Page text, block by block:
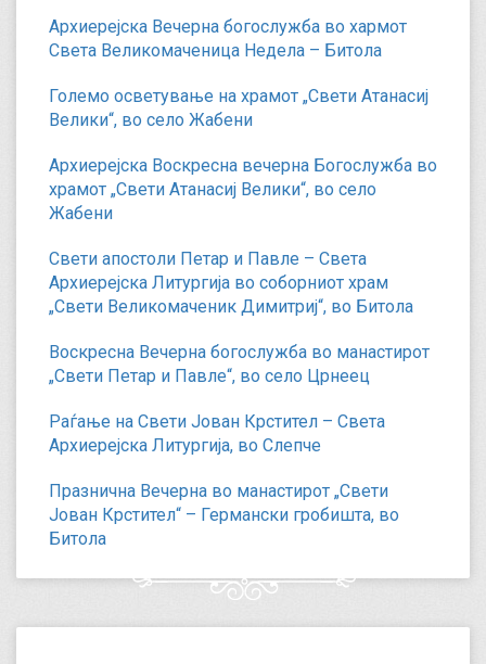
Архиерејска Вечерна богослужба во хармот
Света Великомаченица Недела – Битола
Големо осветување на храмот „Свети Атанасиј
Велики“, во село Жабени
Архиерејска Воскресна вечерна Богослужба во
храмот „Свети Атанасиј Велики“, во село
Жабени
Свети апостоли Петар и Павле – Света
Архиерејска Литургија во соборниот храм
„Свети Великомаченик Димитриј“, во Битола
Воскресна Вечерна богослужба во манастирот
„Свети Петар и Павле“, во село Црнеец
Раѓање на Свети Јован Крстител – Света
Архиерејска Литургија, во Слепче
Празнична Вечерна во манастирот „Свети
Јован Крстител“ – Германски гробишта, во
Битола